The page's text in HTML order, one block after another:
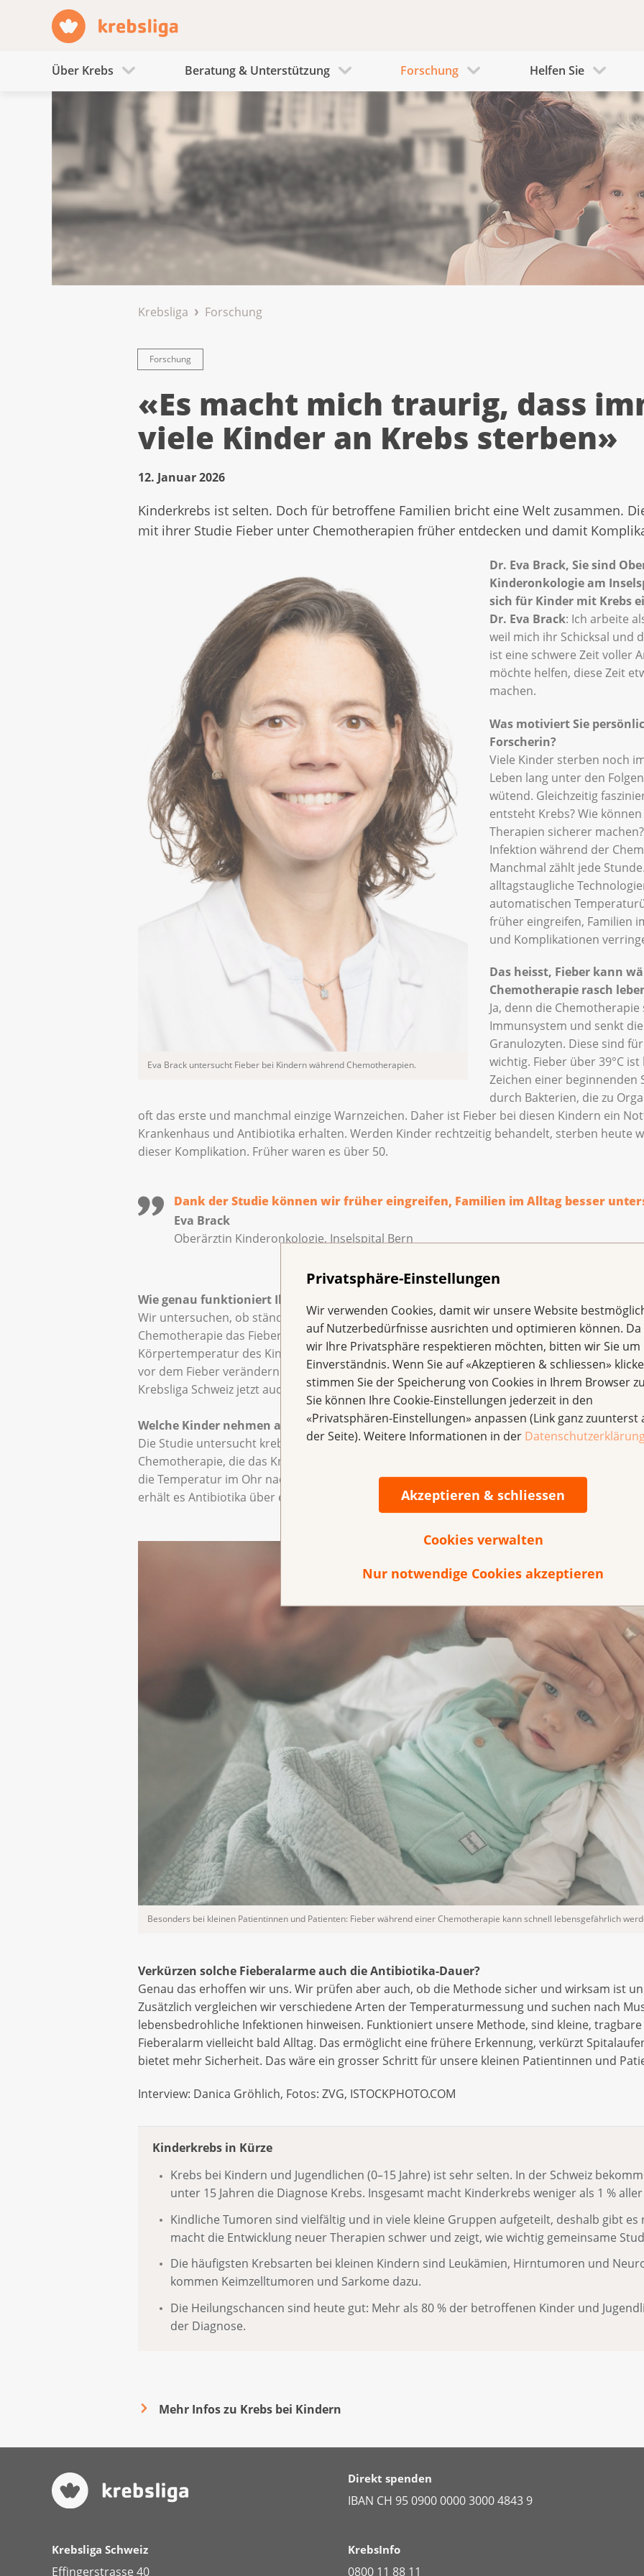
Privatsphäre-Einstellungen
Wir verwenden Cookies, damit wir unsere Website
auf Nutzerbedürfnisse ausrichten und optimieren können. Da
wir Ihre Privatsphäre respektieren möchten, bitten wir Sie um
Einverständnis. Wenn Sie auf «Akzeptieren & schliessen»
stimmen Sie der Speicherung von Cookies in Ihrem Browser
Sie können Ihre Cookie-Einstellungen jederzeit in den
«Privatsphären-Einstellungen» anpassen (Link ganz zuunterst
der Seite). Weitere Informationen in der
Akzeptieren & schliessen
Cookies verwalten
Nur notwendige Cookies akzeptieren
Über Krebs Beratung & Unterstützung Forschung Helfen Sie
Krebsliga Forschung
Forschung
«Es macht mich traurig, dass
viele Kinder an Krebs sterben»
12. Januar 2026
Kinderkrebs ist selten. Doch für betroffene Familien bricht eine Welt zusammen.
mit ihrer Studie Fieber unter Chemotherapien früher entdecken und damit
Eva Brack untersucht Fieber bei Kindern während Chemotherapien.
Dr. Eva Brack, Sie sind
Kinderonkologie am
sich für Kinder mit Krebs
Dr. Eva Brack: Ich arbeite
weil mich ihr Schicksal und
ist eine schwere Zeit voller
möchte helfen, diese Zeit
machen.
Was motiviert Sie
Forscherin?
Viele Kinder sterben noch
Leben lang unter den
wütend. Gleichzeitig
entsteht Krebs? Wie
Therapien sicherer
Infektion während der
Manchmal zählt jede
alltagstaugliche
automatischen
früher eingreifen, Familien
und Komplikationen
Das heisst, Fieber kann
Chemotherapie rasch
Ja, denn die
Immunsystem und senkt
Granulozyten. Diese sind
wichtig. Fieber über 39°C
Zeichen einer beginnenden
durch Bakterien, die zu
oft das erste und manchmal einzige Warnzeichen. Daher ist Fieber bei diesen Kindern ein
Krankenhaus und Antibiotika erhalten. Werden Kinder rechtzeitig behandelt, sterben heute
dieser Komplikation. Früher waren es über 50.
Dank der Studie können wir früher eingreifen, Familien im Alltag besser
Eva Brack
Oberärztin Kinderonkologie, Inselspital Bern
Wie genau funktioniert Ihre Forschung zur Temperaturüberwachung?
Wir untersuchen, ob ständiges Fiebermessen mit automatischen Alarmen bei Kindern unter
Chemotherapie das Fieber früher erkennt. Wir verwenden ein kleines, tragbares Gerät, das
Körpertemperatur des Kindes misst. Zusätzlich analysieren wir, wie sich Vitaldaten wie
vor dem Fieber verändern. Ein zweites tragbares Gerät erfasst diese Daten. Ich bin sehr
Krebsliga Schweiz jetzt auch unser Forschungsprojekt möglich machen.
Welche Kinder nehmen an der Studie teil?
Die Studie untersucht krebskranke Kinder und Jugendliche zwischen einem Monat und 18
Chemotherapie, die das Knochenmark schwächt und das Immunsystem stark
die Temperatur im Ohr nach. Übersteigt diese einen Wert von meist 38,5 Grad, muss das
erhält es Antibiotika über eine Infusion.
Besonders bei kleinen Patientinnen und Patienten: Fieber während einer Chemotherapie kann schnell lebensgefährlich
Verkürzen solche Fieberalarme auch die Antibiotika-Dauer?
Genau das erhoffen wir uns. Wir prüfen aber auch, ob die Methode sicher und wirksam ist
Zusätzlich vergleichen wir verschiedene Arten der Temperaturmessung und suchen nach
lebensbedrohliche Infektionen hinweisen. Funktioniert unsere Methode, sind kleine,
Fieberalarm vielleicht bald Alltag. Das ermöglicht eine frühere Erkennung, verkürzt
bietet mehr Sicherheit. Das wäre ein grosser Schritt für unsere kleinen Patientinnen und
Interview: Danica Gröhlich, Fotos: ZVG, ISTOCKPHOTO.COM
Kinderkrebs in Kürze
Krebs bei Kindern und Jugendlichen (0–15 Jahre) ist sehr selten. In der Schweiz
unter 15 Jahren die Diagnose Krebs. Insgesamt macht Kinderkrebs weniger als 1 %
Kindliche Tumoren sind vielfältig und in viele kleine Gruppen aufgeteilt, deshalb gibt es
macht die Entwicklung neuer Therapien schwer und zeigt, wie wichtig gemeinsame
Die häufigsten Krebsarten bei kleinen Kindern sind Leukämien, Hirntumoren und
kommen Keimzelltumoren und Sarkome dazu.
Die Heilungschancen sind heute gut: Mehr als 80 % der betroffenen Kinder und
der Diagnose.
Mehr Infos zu Krebs bei Kindern
Direkt spenden
IBAN CH 95 0900 0000 3000 4843 9
Krebsliga Schweiz
Effingerstrasse 40
KrebsInfo
0800 11 88 11